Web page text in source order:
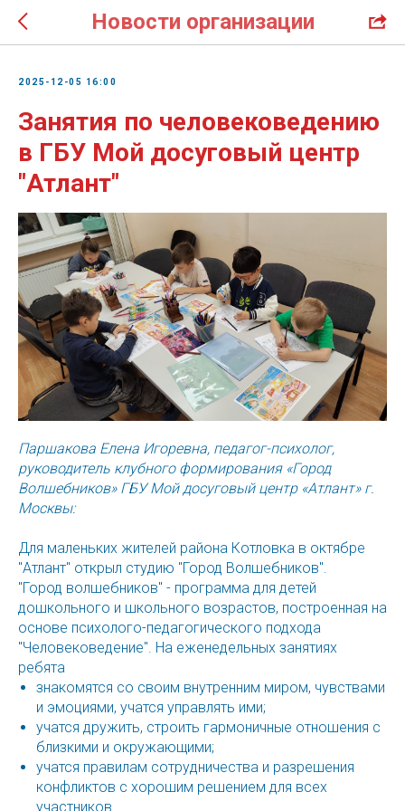
Новости организации
2025-12-05 16:00
Занятия по человековедению
в ГБУ Мой досуговый центр
"Атлант"
Паршакова Елена Игоревна, педагог-психолог,
руководитель клубного формирования «Город
Волшебников» ГБУ Мой досуговый центр «Атлант» г.
Москвы:
Для маленьких жителей района Котловка в октябре
"Атлант" открыл студию "Город Волшебников".
"Город волшебников" - программа для детей
дошкольного и школьного возрастов, построенная на
основе психолого-педагогического подхода
"Человековедение". На еженедельных занятиях
ребята
знакомятся со своим внутренним миром, чувствами
и эмоциями, учатся управлять ими;
учатся дружить, строить гармоничные отношения с
близкими и окружающими;
учатся правилам сотрудничества и разрешения
конфликтов с хорошим решением для всех
участников.